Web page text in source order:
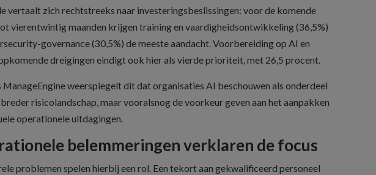
vertaalt zich rechtstreeks naar investeringsbeslissingen: voor de komende
vierentwintig maanden krijgen training en vaardigheidsontwikkeling (36,5%)
governance (30,5%) de meeste aandacht. Voorbereiding op AI en
dreigingen eindigt ook hier als vierde prioriteit, met 26,5 procent.
ManageEngine weerspiegelt dit dat organisaties AI beschouwen als onderdeel
breder risicolandschap, maar vooralsnog de voorkeur geven aan het aanpakken
operationele uitdagingen.
belemmeringen verklaren de focus
problemen spelen hierbij een rol. Een tekort aan gekwalificeerd personeel